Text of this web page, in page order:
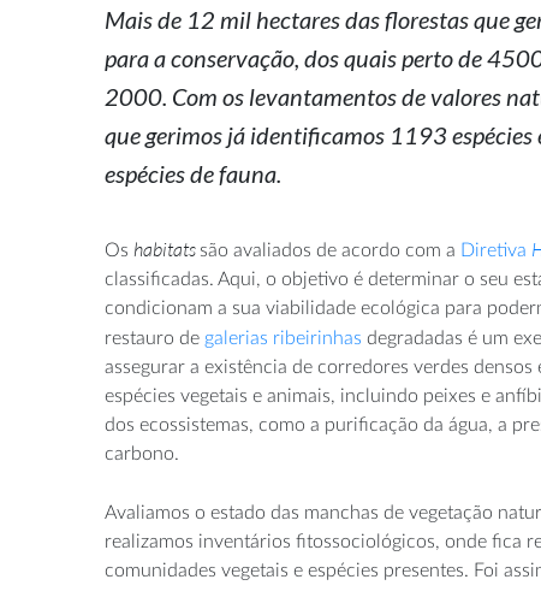
Mais de 12 mil hectares das florestas que
para a conservação, dos quais perto de
2000. Com os levantamentos de valores
que gerimos já identificamos 1193 espécies
espécies de fauna.
Os habitats são avaliados de acordo com a Diretiva
classificadas. Aqui, o objetivo é determinar o seu
condicionam a sua viabilidade ecológica para
restauro de galerias ribeirinhas degradadas é um
assegurar a existência de corredores verdes
espécies vegetais e animais, incluindo peixes e
dos ecossistemas, como a purificação da água, a
carbono.
Avaliamos o estado das manchas de vegetação
realizamos inventários fitossociológicos, onde fica
comunidades vegetais e espécies presentes. Foi